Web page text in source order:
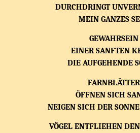
DURCHDRINGT
MEIN GANZES
GEWAHRSEIN
EINER SANFTEN
DIE AUFGEHENDE
FARNBLÄTTER
ÖFFNEN SICH
NEIGEN SICH DER
VÖGEL ENTFLIEHEN